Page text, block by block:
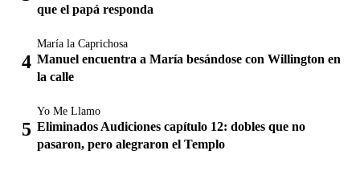
que el papá responda
María la Caprichosa
Manuel encuentra a María besándose con Willington en
la calle
Yo Me Llamo
Eliminados Audiciones capítulo 12: dobles que no
pasaron, pero alegraron el Templo